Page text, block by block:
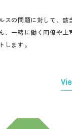
スの問題に対して、該
、一緒に働く同僚や上
します。